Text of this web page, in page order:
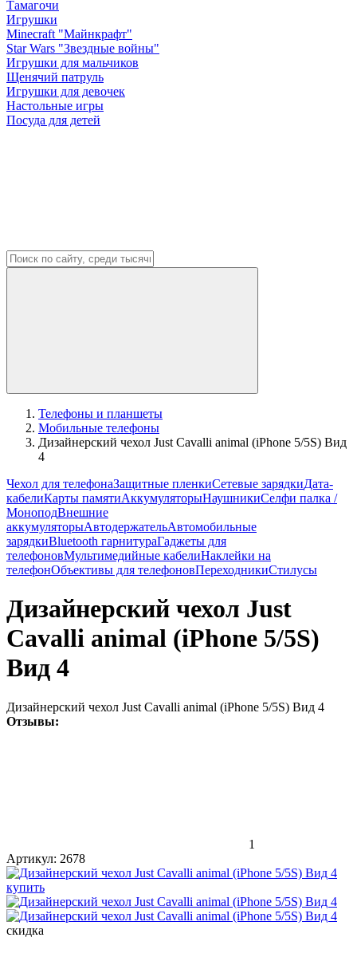
Тамагочи
Игрушки
Minecraft "Майнкрафт"
Star Wars "Звездные войны"
Игрушки для мальчиков
Щенячий патруль
Игрушки для девочек
Настольные игры
Посуда для детей
Телефоны и планшеты
Мобильные телефоны
Дизайнерский чехол Just Cavalli animal (iPhone 5/5S) Вид
4
Чехол для телефонаЗащитные пленкиСетевые зарядкиДата-
кабелиКарты памятиАккумуляторыНаушникиСелфи палка /
МоноподВнешние
аккумуляторыАвтодержательАвтомобильные
зарядкиBluetooth гарнитураГаджеты для
телефоновМультимедийные кабелиНаклейки на
телефонОбъективы для телефоновПереходникиСтилусы
Дизайнерский чехол Just
Cavalli animal (iPhone 5/5S)
Вид 4
Дизайнерский чехол Just Cavalli animal (iPhone 5/5S) Вид 4
Отзывы:
1
Артикул: 2678
скидка